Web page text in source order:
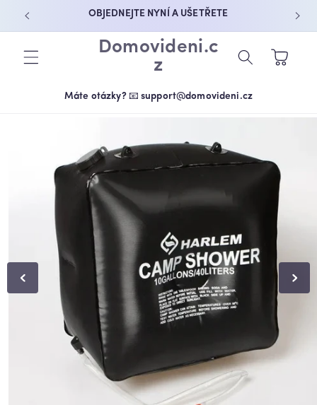
PŘEJÍT K
OBJEDNEJTE NYNÍ A UŠETŘETE
Domovideni.c
z
Košík
Máte otázky? 📧 support@domovideni.cz